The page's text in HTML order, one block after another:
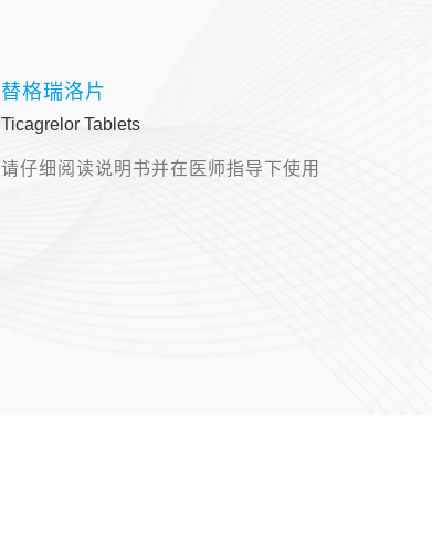
替格瑞洛片
Ticagrelor Tablets
请仔细阅读说明书并在医师指导下使用